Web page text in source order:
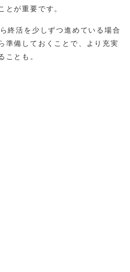
とが重要です。
終活を少しずつ進めている場合
準備しておくことで、より充実
ことも。